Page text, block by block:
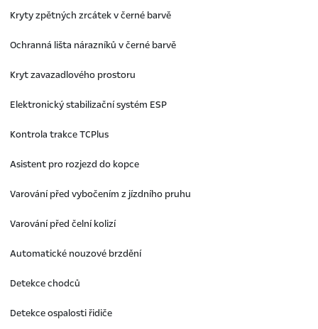
Kryty zpětných zrcátek v černé barvě
Ochranná lišta nárazníků v černé barvě
Kryt zavazadlového prostoru
Elektronický stabilizační systém ESP
Kontrola trakce TCPlus
Asistent pro rozjezd do kopce
Varování před vybočením z jízdního pruhu
Varování před čelní kolizí
Automatické nouzové brzdění
Detekce chodců
Detekce ospalosti řidiče